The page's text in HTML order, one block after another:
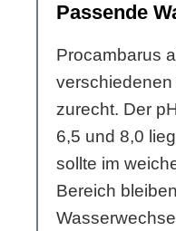
Passende
Procambarus
zurecht. Der
6,5 und 8,0
sollte im
Bereich